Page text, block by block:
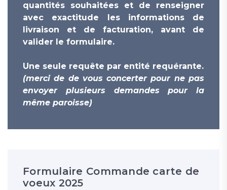
quantités souhaitées et de renseigner
avec exactitude les informations de
livraison et de facturation, avant de
valider le formulaire.
Une seule requête par entité requérante.
(merci de de vous concerter pour ne pas
envoyer plusieurs demandes pour la
même paroisse)
Formulaire Commande carte de
voeux 2025